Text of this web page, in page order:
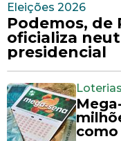
Eleições 2026
Podemos, de
oficializa
presidencial
Loterias